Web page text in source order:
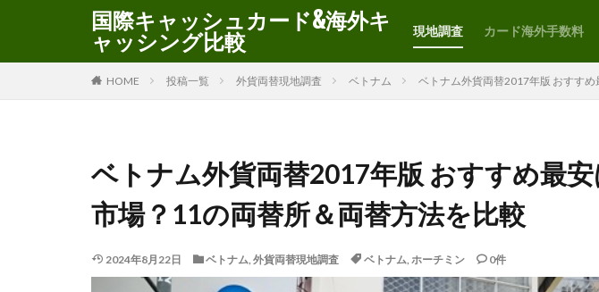
国際キャッシュカード&海外キ
ャッシング比較
現地調査 カード海外手数料
HOME 投稿一覧 外貨両替現地調査 ベトナム ベトナム外貨両替2017年版 おすす
ベトナム外貨両替2017年版 おすすめ最
市場？11の両替所＆両替方法を比較
2024年8月22日 ベトナム, 外貨両替現地調査 ベトナム, ホーチミン 0件